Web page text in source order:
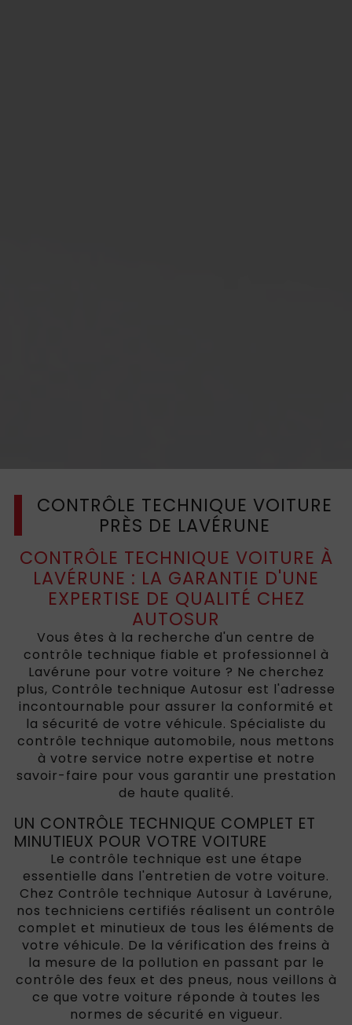
CONTRÔLE TECHNIQUE VOITURE
PRÈS DE LAVÉRUNE
CONTRÔLE TECHNIQUE VOITURE À
LAVÉRUNE : LA GARANTIE D'UNE
EXPERTISE DE QUALITÉ CHEZ
AUTOSUR
Vous êtes à la recherche d'un centre de
contrôle technique fiable et professionnel à
Lavérune pour votre voiture ? Ne cherchez
plus, Contrôle technique Autosur est l'adresse
incontournable pour assurer la conformité et
la sécurité de votre véhicule. Spécialiste du
contrôle technique automobile, nous mettons
à votre service notre expertise et notre
savoir-faire pour vous garantir une prestation
de haute qualité.
UN CONTRÔLE TECHNIQUE COMPLET ET
MINUTIEUX POUR VOTRE VOITURE
Le contrôle technique est une étape
essentielle dans l'entretien de votre voiture.
Chez Contrôle technique Autosur à Lavérune,
nos techniciens certifiés réalisent un contrôle
complet et minutieux de tous les éléments de
votre véhicule. De la vérification des freins à
la mesure de la pollution en passant par le
contrôle des feux et des pneus, nous veillons à
ce que votre voiture réponde à toutes les
normes de sécurité en vigueur.